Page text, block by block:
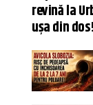
revină la
ușa din dos!